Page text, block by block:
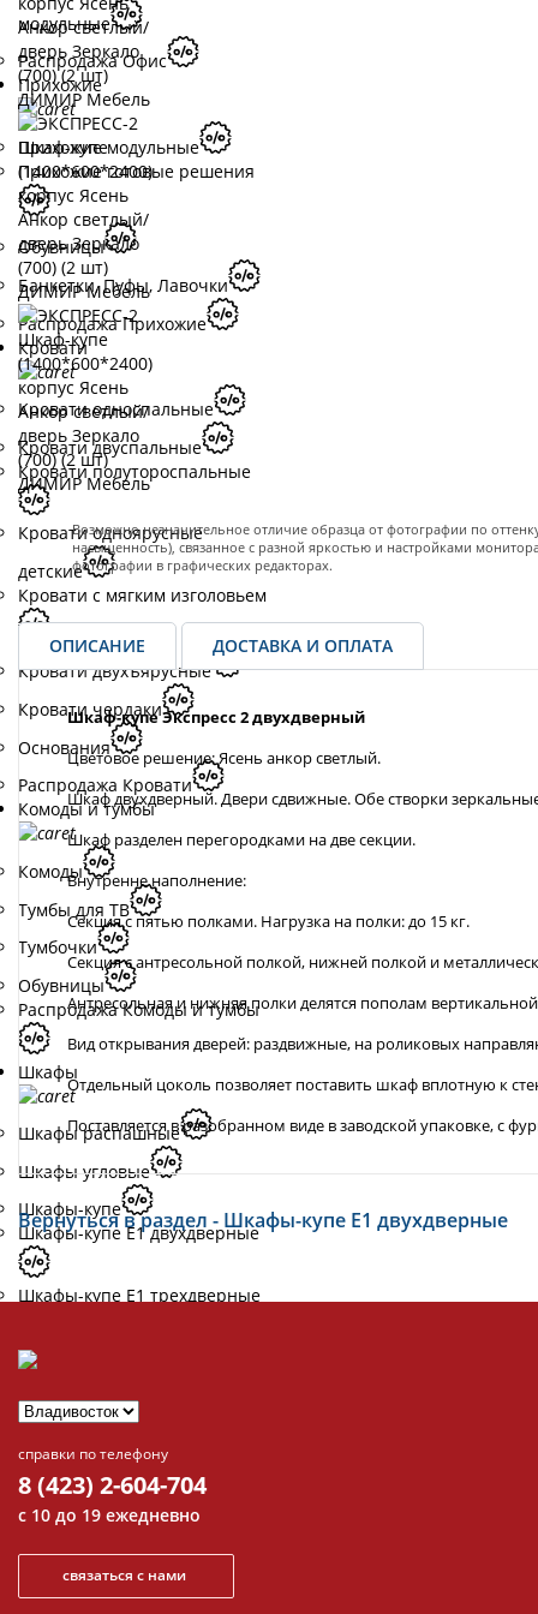
модульные
Распродажа Офис
Прихожие
Прихожие модульные
Прихожие готовые решения
Обувницы
Банкетки, Пуфы, Лавочки
Распродажа Прихожие
Кровати
Кровати односпальные
Кровати двуспальные
Кровати полутороспальные
Кровати одноярусные
детские
Кровати с мягким изголовьем
Кровати двухъярусные
Кровати чердаки
Основания
Распродажа Кровати
Комоды и тумбы
Комоды
Тумбы для ТВ
Тумбочки
Обувницы
Распродажа Комоды и тумбы
Шкафы
Шкафы распашные
Шкафы угловые
Шкафы-купе
Шкафы-купе Е1 двухдверные
Шкафы-купе Е1 трехдверные
Доп. Элементы к шкафам
Распродажа Шкафы
Стеллажи
Распродажа Стеллажи и
полки
Возможно незначительное отличие образца от фотографии по
насыщенность), связанное с разной яркостью и настройками
фотографии в графических редакторах.
ОПИСАНИЕ ДОСТАВКА И ОПЛАТА
Шкаф-купе Экспресс 2 двухдверный
Цветовое решение: Ясень анкор светлый.
Шкаф двухдверный. Двери сдвижные. Обе створки
Шкаф разделен перегородками на две секции.
Внутренне наполнение:
Секция с пятью полками. Нагрузка на полки: до 15 кг.
Секция с антресольной полкой, нижней полкой и
Антресольная и нижняя полки делятся пополам
Вид открывания дверей: раздвижные, на роликовых
Отдельный цоколь позволяет поставить шкаф вплотную к
Поставляется в разобранном виде в заводской упаковке, с
Вернуться в раздел - Шкафы-купе Е1 двухдверные
справки по телефону
8 (423) 2-604-704
с 10 до 19 ежедневно
связаться с нами